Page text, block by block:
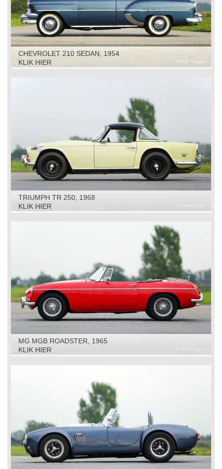
CHEVROLET 210 SEDAN, 1954
KLIK HIER
TRIUMPH TR 250, 1968
KLIK HIER
MG MGB ROADSTER, 1965
KLIK HIER